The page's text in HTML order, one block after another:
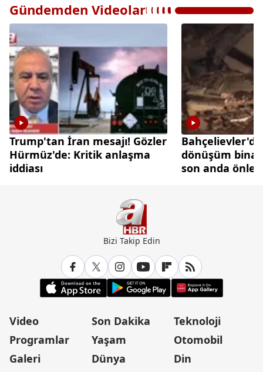
Gündemden Videolar
Trump'tan İran mesajı! Gözler
Hürmüz'de: Kritik anlaşma
iddiası
dönüşüm
son anda
Bizi Takip Edin
Video
Programlar
Galeri
Son Dakika
Yaşam
Dünya
Teknoloji
Otomobil
Din